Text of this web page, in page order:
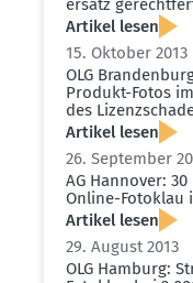
ersatz
Artikel lesen
15. Oktober 2013
OLG
Produkt-Fotos
des
Artikel lesen
26. September
AG Hannover:
Online-Fotoklau
Artikel lesen
29. August 2013
OLG Hamburg: